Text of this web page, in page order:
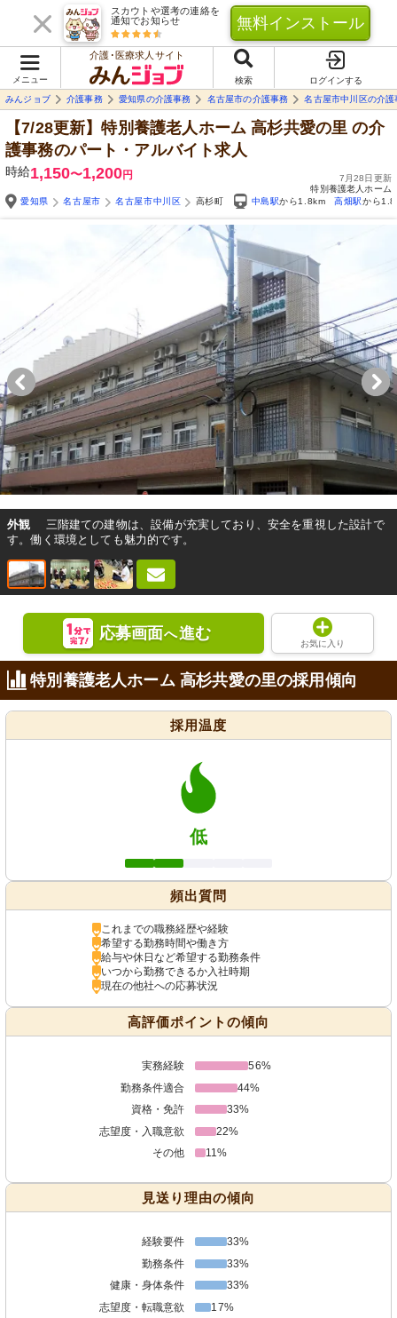
スカウトや選考の連絡を
通知でお知らせ
無料インストール
メニュー
介護･医療求人サイト
検索
ログインする
みんジョブ
介護事務 愛知県の介護事務 名古屋市の介護事務 名古屋市中川区の介護
【7/28更新】特別養護老人ホーム 高杉共愛の里 の介
護事務のパート・アルバイト求人
時給1,150〜1,200円
7月28日更新
特別養護老人ホーム
愛知県
名古屋市 名古屋市中川区 高杉町 中島駅から1.8km 高畑駅から
外観
三階建ての建物は、設備が充実しており、安全を重視した設計で
す。働く環境としても魅力的です。
応募画面へ進む
お気に入り
特別養護老人ホーム 高杉共愛の里の採用傾向
採用温度
低
頻出質問
これまでの職務経歴や経験
希望する勤務時間や働き方
給与や休日など希望する勤務条件
いつから勤務できるか入社時期
現在の他社への応募状況
高評価ポイントの傾向
実務経験
56%
勤務条件適合
44%
資格・免許
33%
志望度・入職意欲
22%
その他
11%
見送り理由の傾向
経験要件
33%
勤務条件
33%
健康・身体条件
33%
志望度・転職意欲
17%